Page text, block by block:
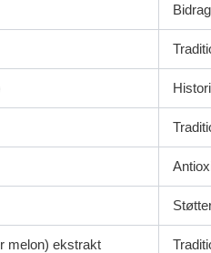
melon) ekstrakt